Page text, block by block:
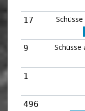
17
9 Schüsse
1
496